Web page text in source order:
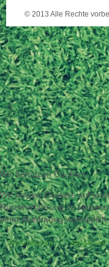
© 2013 Alle Rechte
Wir benutzen Cookies
Wir nutzen Cookies auf
Nutzererfahrung zu
einer Ablehnung
Akzeptieren
Ablehnen